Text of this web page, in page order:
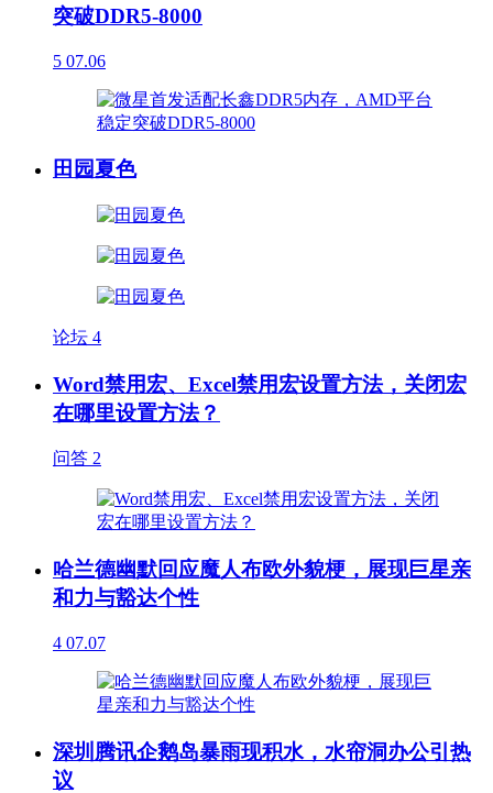
突破DDR5-8000
5 07.06
田园夏色
论坛 4
Word禁用宏、Excel禁用宏设置方法，关闭宏
在哪里设置方法？
问答 2
哈兰德幽默回应魔人布欧外貌梗，展现巨星亲
和力与豁达个性
4 07.07
深圳腾讯企鹅岛暴雨现积水，水帘洞办公引热
议